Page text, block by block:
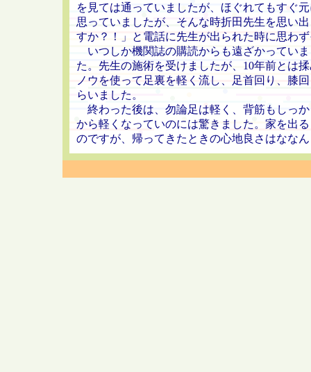
を見ては通っていましたが、ほぐれてもすぐ
思っていましたが、そんな時折田先生を思い
すか？！」と電話に先生が出られた時に思わ
いつしか機関誌の購読からも遠ざかってい
た。先生の施術を受けましたが、10年前とは
ノウを使って足裏を軽く流し、足首回り、膝
らいました。
終わった後は、勿論足は軽く、背筋もしっ
から軽くなっていのには驚きました。家を出
のですが、帰ってきたときの心地良さはなな